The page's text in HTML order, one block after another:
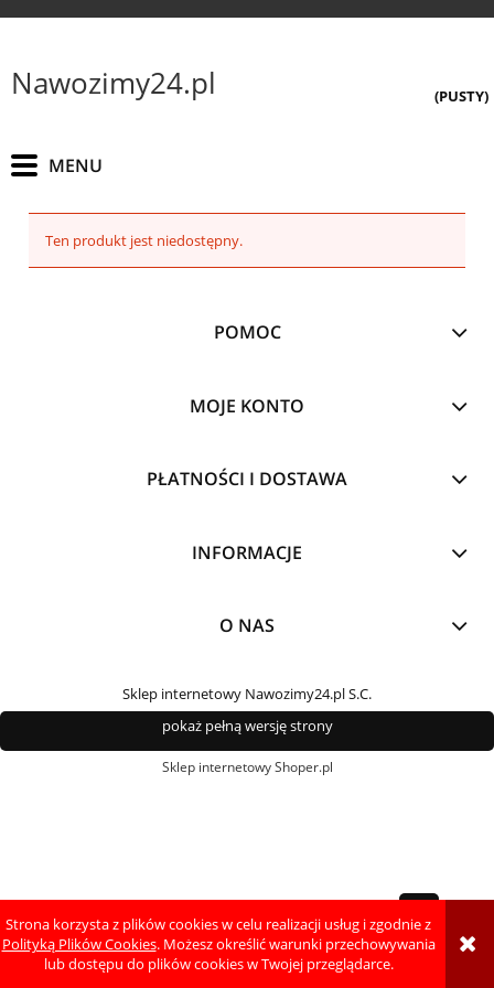
Strona korzysta z plików cookies w celu realizacji usług i zgodnie z
Polityką Plików Cookies. Możesz określić warunki przechowywania
lub dostępu do plików cookies w Twojej przeglądarce.
Nawozimy24.pl (PUSTY)
Ten produkt jest niedostępny.
POMOC
MOJE KONTO
PŁATNOŚCI I DOSTAWA
INFORMACJE
O NAS
Sklep internetowy Nawozimy24.pl S.C.
pokaż pełną wersję strony
Sklep internetowy Shoper.pl